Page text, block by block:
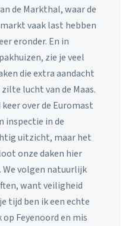
de Markthal, waar de
vaak last hebben
eronder. En in
zie je veel
die extra aandacht
lucht van de Maas.
over de Euromast
inspectie in de
uitzicht, maar het
onze daken hier
volgen natuurlijk
want veiligheid
tijd ben ik een echte
Feyenoord en mis